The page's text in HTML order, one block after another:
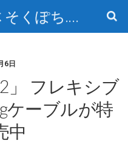
特価情報集合体 そくぽち.com
6日
」 フレキシブ
ケーブルが特
中